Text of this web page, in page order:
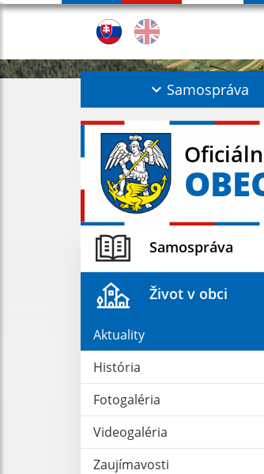
Samospráva
Samospráva
Život v obci
Aktuality
História
Fotogaléria
Videogaléria
Zaujímavosti